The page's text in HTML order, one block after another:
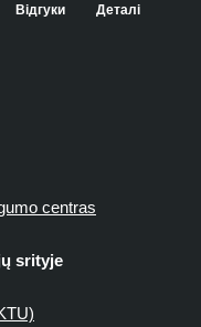
Відгуки
Деталі
centras
srityje